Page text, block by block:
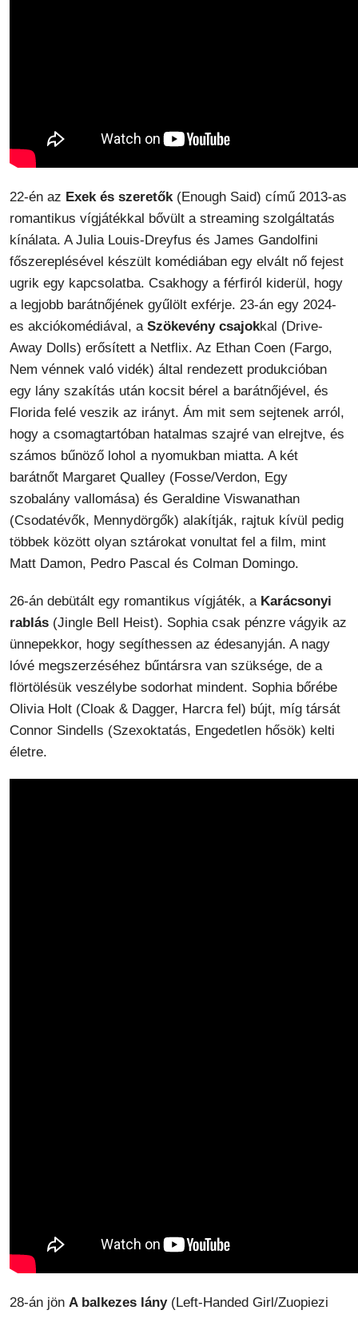
22-én az Exek és szeretők (Enough Said) című 2013-as
romantikus vígjátékkal bővült a streaming szolgáltatás
kínálata. A Julia Louis-Dreyfus és James Gandolfini
főszereplésével készült komédiában egy elvált nő fejest
ugrik egy kapcsolatba. Csakhogy a férfiról kiderül, hogy
a legjobb barátnőjének gyűlölt exférje. 23-án egy 2024-
es akciókomédiával, a Szökevény csajokkal (Drive-
Away Dolls) erősített a Netflix. Az Ethan Coen (Fargo,
Nem vénnek való vidék) által rendezett produkcióban
egy lány szakítás után kocsit bérel a barátnőjével, és
Florida felé veszik az irányt. Ám mit sem sejtenek arról,
hogy a csomagtartóban hatalmas szajré van elrejtve, és
számos bűnöző lohol a nyomukban miatta. A két
barátnőt Margaret Qualley (Fosse/Verdon, Egy
szobalány vallomása) és Geraldine Viswanathan
(Csodatévők, Mennydörgők) alakítják, rajtuk kívül pedig
többek között olyan sztárokat vonultat fel a film, mint
Matt Damon, Pedro Pascal és Colman Domingo.
26-án debütált egy romantikus vígjáték, a Karácsonyi
rablás (Jingle Bell Heist). Sophia csak pénzre vágyik az
ünnepekkor, hogy segíthessen az édesanyján. A nagy
lóvé megszerzéséhez bűntársra van szüksége, de a
flörtölésük veszélybe sodorhat mindent. Sophia bőrébe
Olivia Holt (Cloak & Dagger, Harcra fel) bújt, míg társát
Connor Sindells (Szexoktatás, Engedetlen hősök) kelti
életre.
28-án jön A balkezes lány(Left-Handed Girl/Zuopiezi